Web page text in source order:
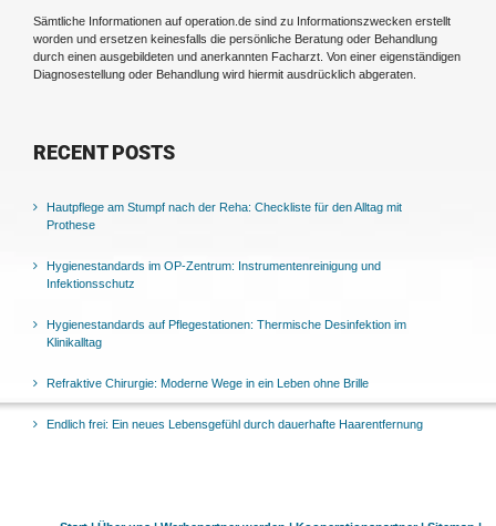
Sämtliche Informationen auf operation.de sind zu Informationszwecken erstellt
worden und ersetzen keinesfalls die persönliche Beratung oder Behandlung
durch einen ausgebildeten und anerkannten Facharzt. Von einer eigenständigen
Diagnosestellung oder Behandlung wird hiermit ausdrücklich abgeraten.
RECENT POSTS
Hautpflege am Stumpf nach der Reha: Checkliste für den Alltag mit
Prothese
Hygienestandards im OP-Zentrum: Instrumentenreinigung und
Infektionsschutz
Hygienestandards auf Pflegestationen: Thermische Desinfektion im
Klinikalltag
Refraktive Chirurgie: Moderne Wege in ein Leben ohne Brille
Endlich frei: Ein neues Lebensgefühl durch dauerhafte Haarentfernung